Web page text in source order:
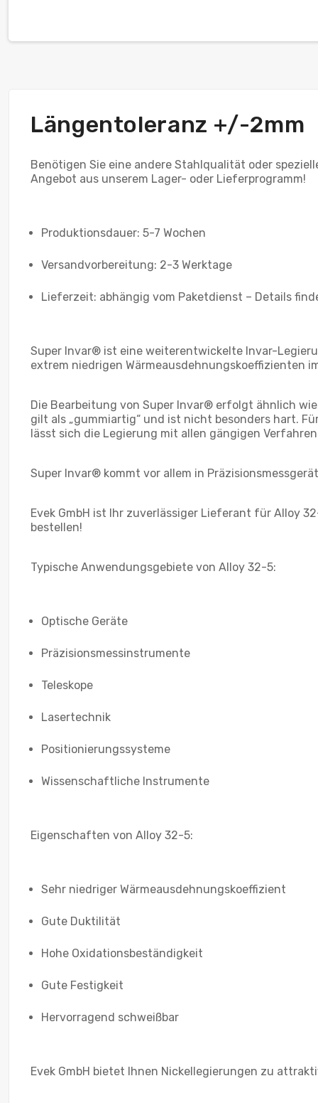
Längentoleranz +/-2mm
Benötigen Sie eine andere Stahlqualität oder
Angebot aus unserem Lager- oder Lieferprogramm!
Produktionsdauer: 5-7 Wochen
Versandvorbereitung: 2-3 Werktage
Lieferzeit: abhängig vom Paketdienst – Details
Super Invar® ist eine weiterentwickelte Invar-
extrem niedrigen Wärmeausdehnungskoeffizienten
Die Bearbeitung von Super Invar® erfolgt ähnlich
gilt als „gummiartig“ und ist nicht besonders hart.
lässt sich die Legierung mit allen gängigen
Super Invar® kommt vor allem in
Evek GmbH ist Ihr zuverlässiger Lieferant für Alloy
bestellen!
Typische Anwendungsgebiete von Alloy 32-5:
Optische Geräte
Präzisionsmessinstrumente
Teleskope
Lasertechnik
Positionierungssysteme
Wissenschaftliche Instrumente
Eigenschaften von Alloy 32-5:
Sehr niedriger Wärmeausdehnungskoeffizient
Gute Duktilität
Hohe Oxidationsbeständigkeit
Gute Festigkeit
Hervorragend schweißbar
Evek GmbH bietet Ihnen Nickellegierungen zu